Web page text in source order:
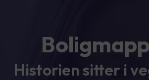
Historien sitter i